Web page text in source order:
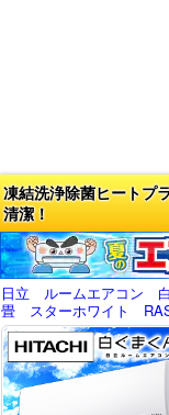
凍結洗浄除菌ヒートプ
清潔！
日立 ルームエアコン
畳 スターホワイト